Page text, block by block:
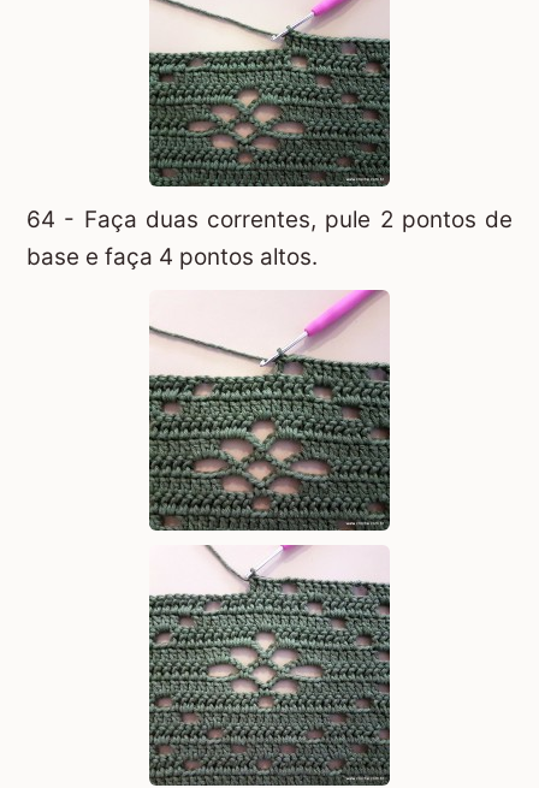
64 - Faça duas correntes, pule 2 pontos de
base e faça 4 pontos altos.